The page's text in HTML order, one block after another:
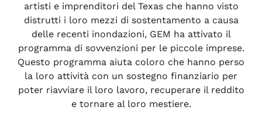
artisti e imprenditori del Texas che hanno visto
distrutti i loro mezzi di sostentamento a causa
delle recenti inondazioni, GEM ha attivato il
programma di sovvenzioni per le piccole imprese.
Questo programma aiuta coloro che hanno perso
la loro attività con un sostegno finanziario per
poter riavviare il loro lavoro, recuperare il reddito
e tornare al loro mestiere.